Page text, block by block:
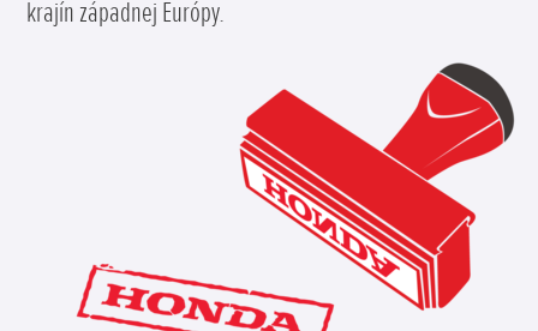
krajín západnej Európy.